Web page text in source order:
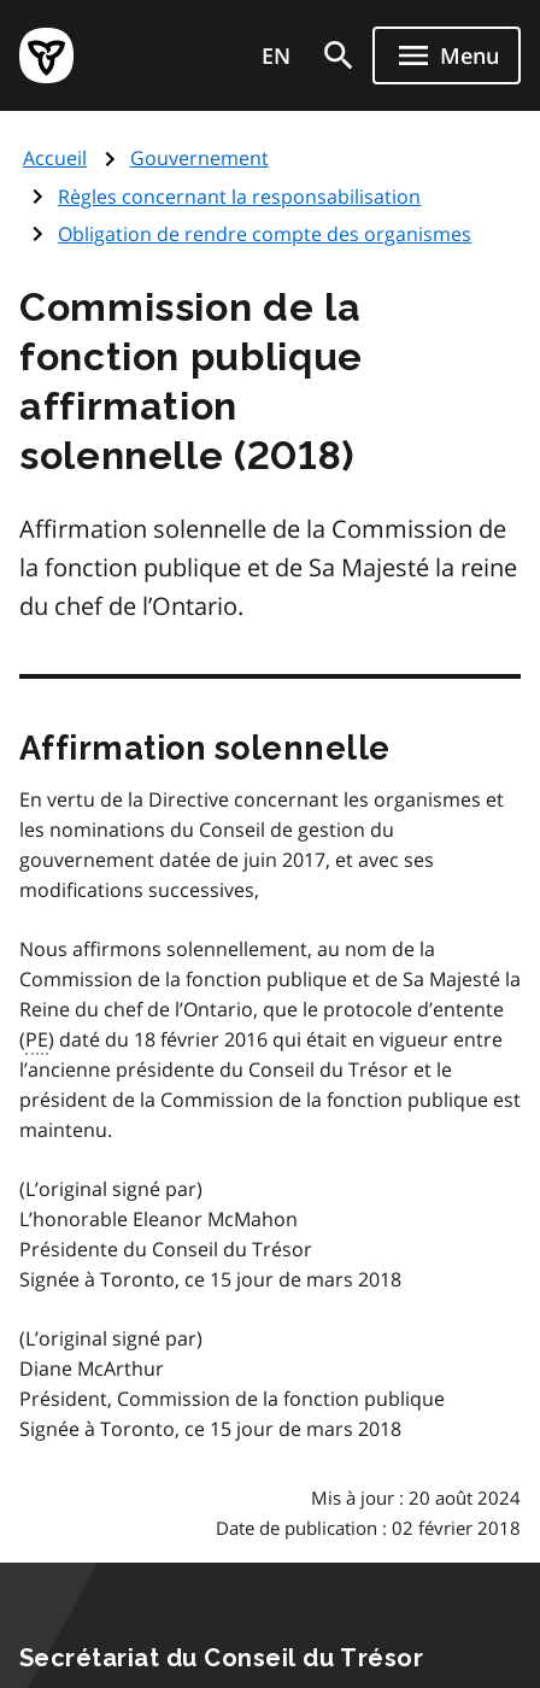
au
contenu
principal
Page
d'accueil
de
l'Ontario
EN Menu
Accueil
Gouvernement
Règles concernant la responsabilisation
Obligation de rendre compte des organismes
Commission de la
fonction publique
affirmation
solennelle (2018)
Affirmation solennelle de la Commission de
la fonction publique et de Sa Majesté la reine
du chef de l’Ontario.
Affirmation solennelle
En vertu de la Directive concernant les organismes et
les nominations du Conseil de gestion du
gouvernement datée de juin 2017, et avec ses
modifications successives,
Nous affirmons solennellement, au nom de la
Commission de la fonction publique et de Sa Majesté la
Reine du chef de l’Ontario, que le protocole d’entente
(PE) daté du 18 février 2016 qui était en vigueur entre
l’ancienne présidente du Conseil du Trésor et le
président de la Commission de la fonction publique est
maintenu.
(L’original signé par)
L’honorable Eleanor McMahon
Présidente du Conseil du Trésor
Signée à Toronto, ce 15 jour de mars 2018
(L’original signé par)
Diane McArthur
Président, Commission de la fonction publique
Signée à Toronto, ce 15 jour de mars 2018
Mis à jour : 20 août 2024
Date de publication : 02 février 2018
Secrétariat du Conseil du Trésor